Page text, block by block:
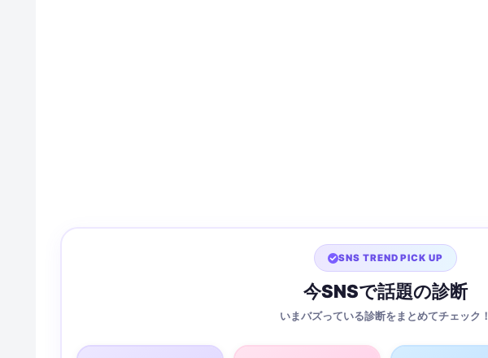
SNS TREND PICK UP
今SNSで話題の診断
いまバズっている診断をまとめてチェック！